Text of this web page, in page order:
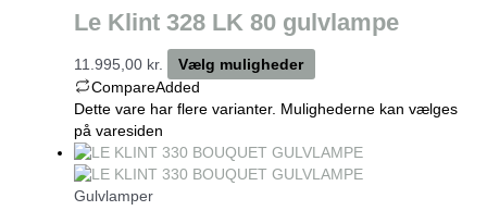
Le Klint 328 LK 80 gulvlampe
11.995,00 kr. Vælg muligheder
CompareAdded
Dette vare har flere varianter. Mulighederne kan vælges
på varesiden
Gulvlamper